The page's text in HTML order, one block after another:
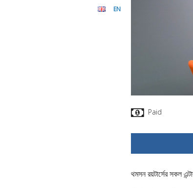
EN
Paid
থমসন রয়টার্সের সকল